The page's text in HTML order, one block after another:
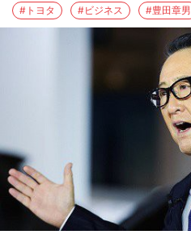
#トヨタ
#ビジネス #豊田章男